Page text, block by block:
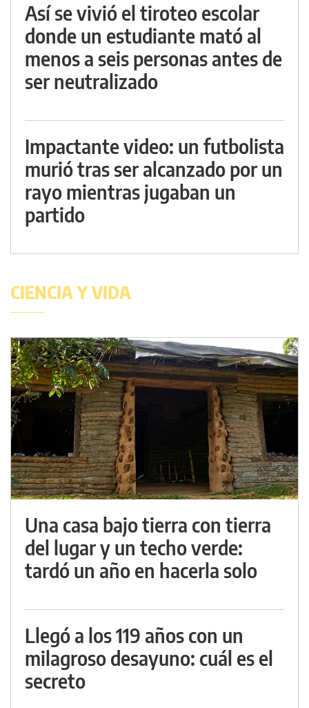
Así se vivió el tiroteo escolar
donde un estudiante mató al
menos a seis personas antes de
ser neutralizado
Impactante video: un futbolista
murió tras ser alcanzado por un
rayo mientras jugaban un
partido
CIENCIA Y VIDA
Una casa bajo tierra con tierra
del lugar y un techo verde:
tardó un año en hacerla solo
Llegó a los 119 años con un
milagroso desayuno: cuál es el
secreto